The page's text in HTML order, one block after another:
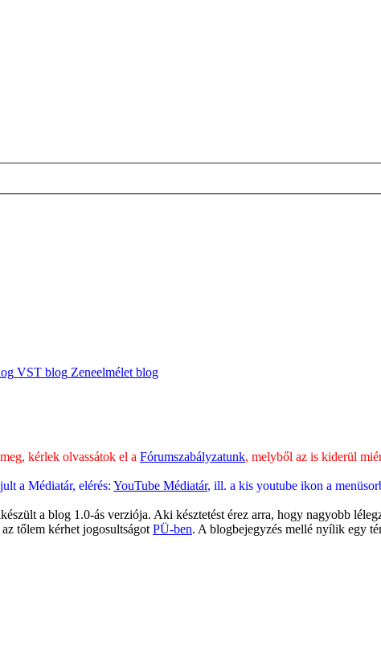
VST blog Zeneelmélet blog
kérlek olvassátok el a Fórumszabályzatunk, melyből az is kiderül
a Médiatár, elérés: YouTube Médiatár, ill. a kis youtube ikon a
a blog 1.0-ás verziója. Aki késztetést érez arra, hogy nagyobb
tőlem kérhet jogosultságotPÜ-ben. A blogbejegyzés mellé nyílik egy